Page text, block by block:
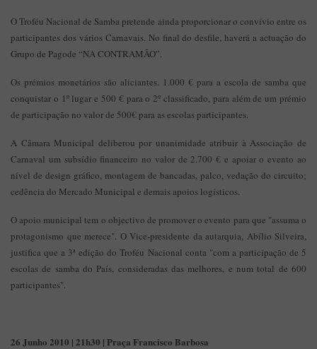
O Troféu Nacional de Samba pretende ainda proporcionar o convívio entre os
participantes dos vários Carnavais. No final do desfile, haverá a actuação do
Grupo de Pagode “NA CONTRAMÃO”.
Os prémios monetários são aliciantes. 1.000 € para a escola de samba que
conquistar o 1º lugar e 500 € para o 2º classificado, para além de um prémio
de participação no valor de 500€ para as escolas participantes.
A Câmara Municipal deliberou por unanimidade atribuir à Associação de
Carnaval um subsídio financeiro no valor de 2.700 € e apoiar o evento ao
nível de design gráfico, montagem de bancadas, palco, vedação do circuito;
cedência do Mercado Municipal e demais apoios logísticos.
O apoio municipal tem o objectivo de promover o evento para que "assuma o
protagonismo que merece". O Vice-presidente da autarquia, Abílio Silveira,
justifica que a 3ª edição do Troféu Nacional conta "com a participação de 5
escolas de samba do País, consideradas das melhores, e num total de 600
participantes".
26 Junho 2010 | 21h30 | Praça Francisco Barbosa